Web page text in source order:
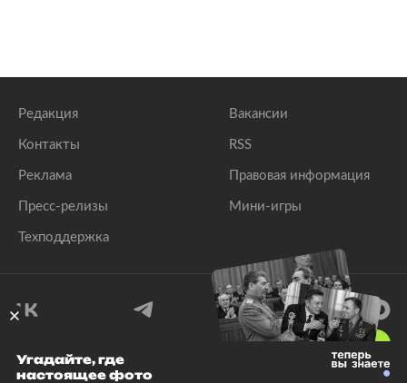
Редакция
Контакты
Реклама
Пресс-релизы
Техподдержка
Вакансии
RSS
Правовая информация
Мини-игры
© 1999–2026 Все права защищены.
Угадайте, где
настоящее фото